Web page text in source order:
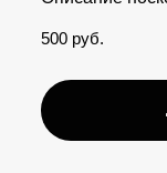
500 pуб.